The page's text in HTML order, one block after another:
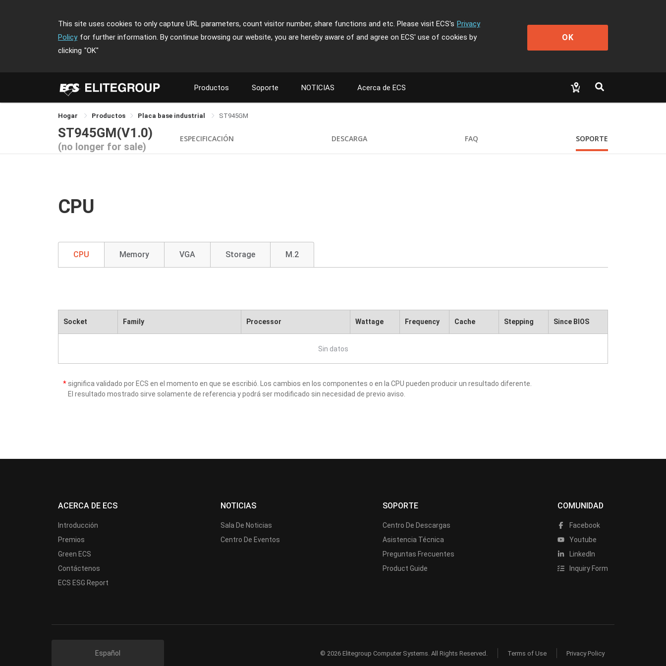
This site uses cookies to only capture URL parameters, count visitor number, share functions and etc. Please visit ECS's Privacy
Policy for further information. By continue browsing our website, you are hereby aware of and agree on ECS' use of cookies by
clicking "OK"
OK
Productos Soporte NOTICIAS Acerca de ECS
Hogar Productos Placa base industrial ST945GM
ST945GM(V1.0)
(no longer for sale)
ESPECIFICACIÓN DESCARGA FAQ SOPORTE
CPU
CPU Memory VGA Storage M.2
Socket Family Processor Wattage Frequency Cache Stepping Since BIOS
Sin datos
* significa validado por ECS en el momento en que se escribió. Los cambios en los componentes o en la CPU pueden producir un resultado diferente.
El resultado mostrado sirve solamente de referencia y podrá ser modificado sin necesidad de previo aviso.
ACERCA DE ECS
Introducción
Premios
Green ECS
Contáctenos
ECS ESG Report
NOTICIAS
Sala De Noticias
Centro De Eventos
SOPORTE
Centro De Descargas
Asistencia Técnica
Preguntas Frecuentes
Product Guide
COMUNIDAD
Facebook
Youtube
LinkedIn
Inquiry Form
Español © 2026 Elitegroup Computer Systems. All Rights Reserved. Terms of Use Privacy Policy